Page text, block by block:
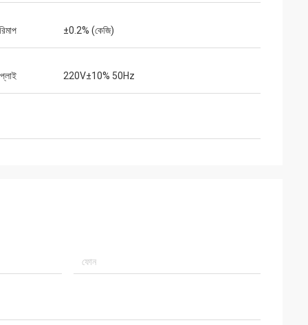
±0.2% (কেজি)
220V±10% 50Hz